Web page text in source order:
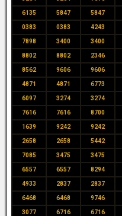
6135 5847 5847
0383 0383 4243
7898 3400 3400
8802 8802 2346
8562 9606 9606
4871 4871 6773
6097 3274 3274
7616 7616 8700
1639 9242 9242
2658 2658 5442
7085 3475 3475
6557 6557 8294
4933 2837 2837
6468 6468 9746
3077 6716 6716